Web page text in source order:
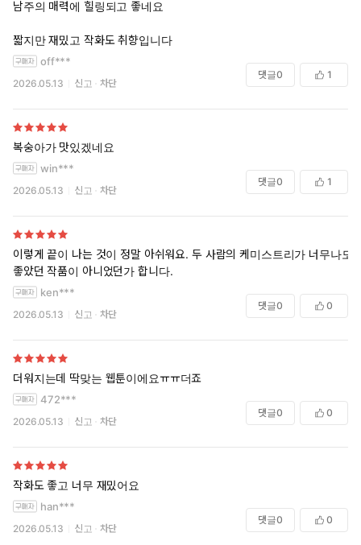
남주의 매력에 힐링되고 좋네요
짧지만 재밌고 작화도 취향입니다
off***
2026.05.13 신고 차단
댓글0 1
복숭아가 맛있겠네요
win***
2026.05.13 신고 차단
댓글0 1
이렇게 끝이 나는 것이 정말 아쉬워요. 두 사람의 케미스트리가 너무나도
좋았던 작품이 아니었던가 합니다.
ken***
2026.05.13 신고 차단
댓글0 0
더워지는데 딱맞는 웹툰이에요ㅠㅠ더죠
472***
2026.05.13 신고 차단
댓글0 0
작화도 좋고 너무 재밌어요
han***
2026.05.13 신고 차단
댓글0 0